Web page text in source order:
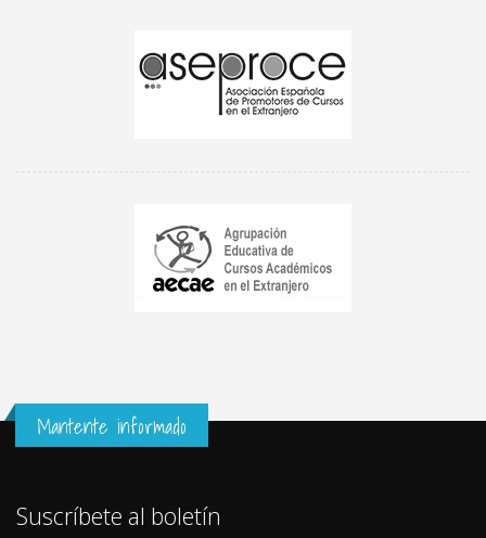
Mantente informado
Suscríbete al boletín